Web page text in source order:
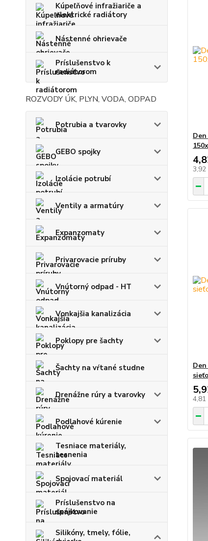
Kúpeľňové infražiariče a
elektrické radiátory
Nástenné ohrievače
Príslušenstvo k
radiátorom
ROZVODY ÚK, PLYN, VODA, ODPAD
Potrubia a tvarovky
GEBO spojky
Izolácie potrubí
Ventily a armatúry
Expanzomaty
Privarovacie príruby
Vnútorný odpad - HT
Vonkajšia kanalizácia
Poklopy pre šachty
Šachty na vŕtané studne
Drenážne rúry a tvarovky
Podlahové kúrenie
Tesniace materiály,
tesnenia
Spojovací materiál
Príslušenstvo na
spájkovanie
Silikóny, tmely, fólie,
3,92
4,81